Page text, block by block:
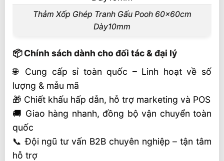
Thảm Xốp Ghép Tranh Gấu Pooh 60x60cm
Dày10mm
📦 Chính sách dành cho đối tác & đại lý
🌐 Cung cấp sỉ toàn quốc – Linh hoạt về số
lượng & mẫu mã
🎁 Chiết khấu hấp dẫn, hỗ trợ marketing và POS
🚚 Giao hàng nhanh, đồng bộ vận chuyển toàn
quốc
📞 Đội ngũ tư vấn B2B chuyên nghiệp – tận tâm
hỗ trợ